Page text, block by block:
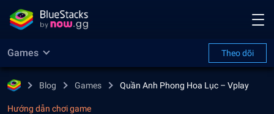
Games Theo dõi
Blog Games Quần Anh Phong Hoa Lục – Vplay
Hướng dẫn chơi game